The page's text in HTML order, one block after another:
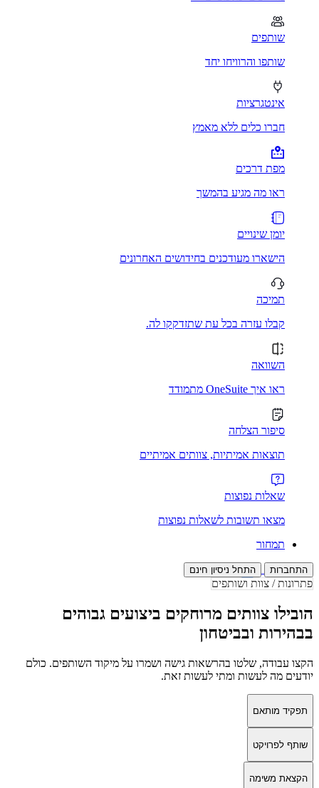
שותפים
שותפו והרוויחו יחד
אינטגרציות
חברו כלים ללא מאמץ
מפת דרכים
ראו מה מגיע בהמשך
יומן שינויים
הישארו מעודכנים בחידושים האחרונים
תמיכה
קבלו עזרה בכל עת שתזדקקו לה.
השוואה
ראו איך OneSuite מתמודד
סיפור הצלחה
תוצאות אמיתיות, צוותים אמיתיים
שאלות נפוצות
מצאו תשובות לשאלות נפוצות
תמחור
התחברות התחל ניסיון חינם
פתרונות / צוות ושותפים
הובילו צוותים מרוחקים ביצועים גבוהים
בבהירות ובביטחון
הקצו עבודה, שלטו בהרשאות גישה ושמרו על מיקוד השותפים. כולם
יודעים מה לעשות ומתי לעשות זאת.
תפקיד מותאם
שותף לפרויקט
הקצאת משימה